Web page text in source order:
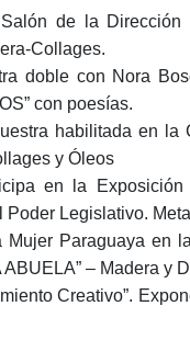
de la Dirección
Collages.
doble con Nora
con poesías.
habilitada en la
y Óleos
en la Exposición
Poder Legislativo.
Mujer Paraguaya en
– Madera y
Creativo”.